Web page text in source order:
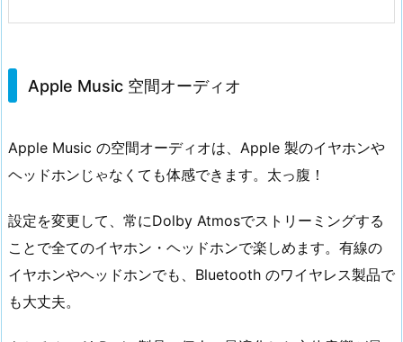
Apple Music 空間オーディオ
Apple Music の空間オーディオは、Apple 製のイヤホンや
ヘッドホンじゃなくても体感できます。太っ腹！
設定を変更して、常にDolby Atmosでストリーミングする
ことで全てのイヤホン・ヘッドホンで楽しめます。有線の
イヤホンやヘッドホンでも、Bluetooth のワイヤレス製品で
も大丈夫。